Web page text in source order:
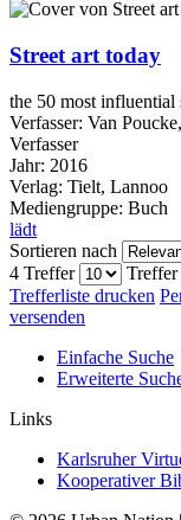
Street art today
the 50 most influential
Verfasser: Van
Verfasser
Jahr: 2016
Verlag: Tielt, Lannoo
Mediengruppe: Buch
lädt
Sortieren nach
4 Treffer
Treffer
Trefferliste drucken
versenden
Einfache Suche
Erweiterte
Links
Karlsruher
Kooperativer